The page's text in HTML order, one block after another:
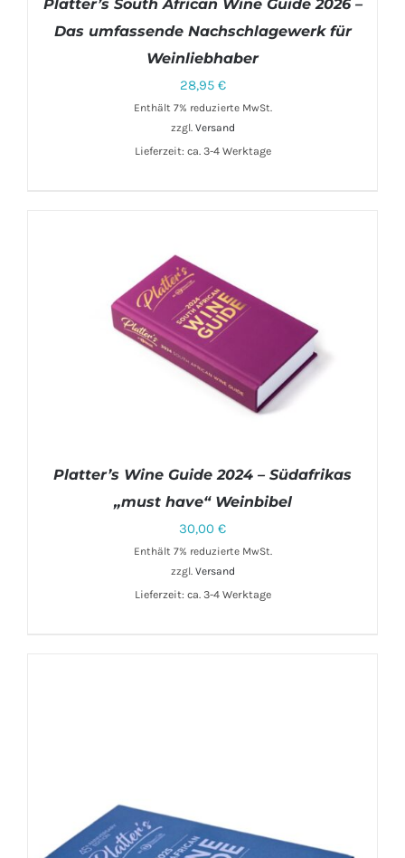
IN DEN WARENKORB / DETAILS
Platter’s South African Wine Guide 2026 –
Das umfassende Nachschlagewerk für
Weinliebhaber
28,95 €
Enthält 7% reduzierte MwSt.
zzgl. Versand
Lieferzeit: ca. 3-4 Werktage
Platter’s Wine Guide 2024 – Südafrikas
„must have“ Weinbibel
30,00 €
Enthält 7% reduzierte MwSt.
zzgl. Versand
Lieferzeit: ca. 3-4 Werktage